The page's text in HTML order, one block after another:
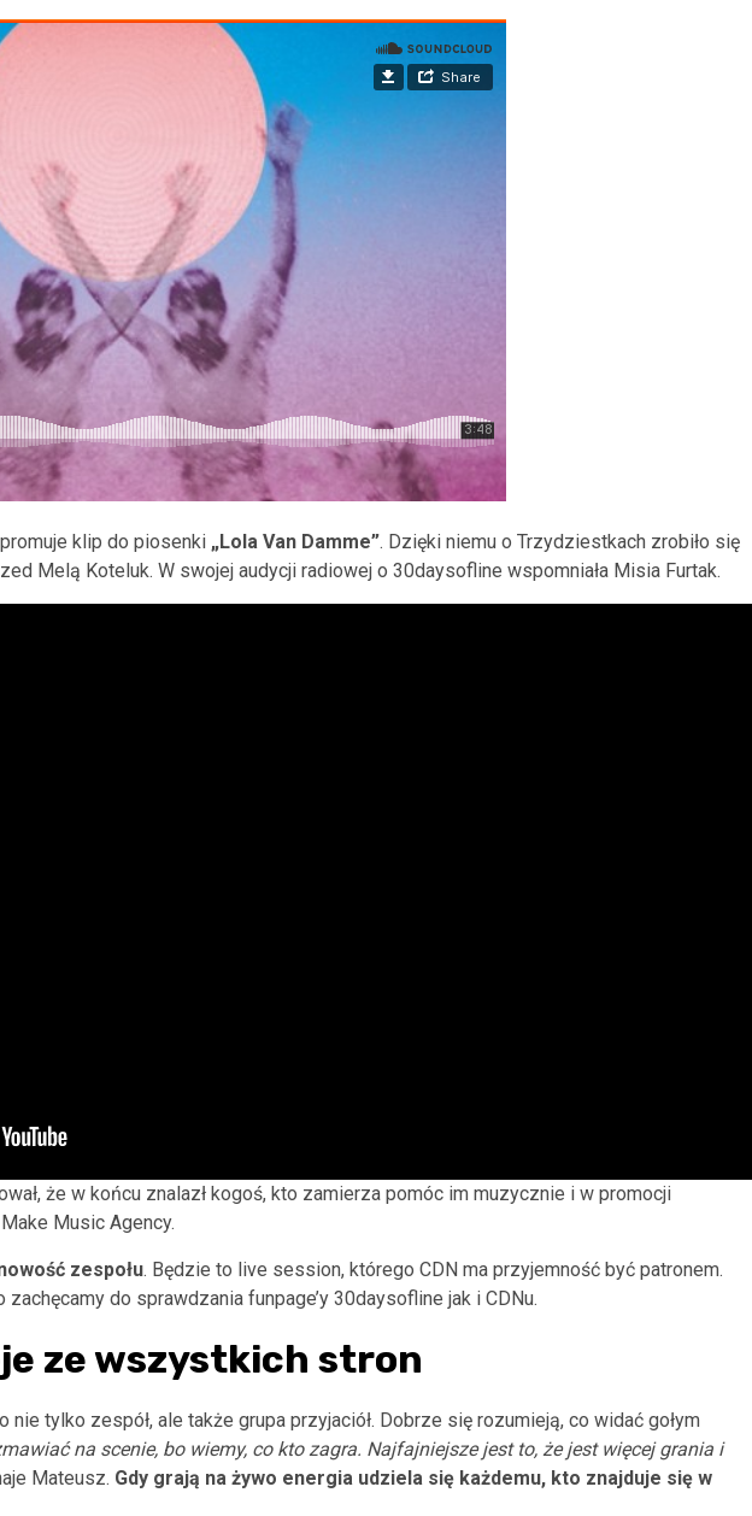
klip do piosenki „Lola Van Damme”. Dzięki niemu o Trzydziestkach zrobiło się
Melą Koteluk. W swojej audycji radiowej o 30daysofline wspomniała Misia Furtak.
że w końcu znalazł kogoś, kto zamierza pomóc im muzycznie i w promocji
Music Agency.
zespołu. Będzie to live session, którego CDN ma przyjemność być patronem.
do sprawdzania funpage’y 30daysofline jak i CDNu.
ze wszystkich stron
nie tylko zespół, ale także grupa przyjaciół. Dobrze się rozumieją, co widać gołym
na scenie, bo wiemy, co kto zagra. Najfajniejsze jest to, że jest więcej grania i
Mateusz. Gdy grają na żywo energia udziela się każdemu, kto znajduje się w